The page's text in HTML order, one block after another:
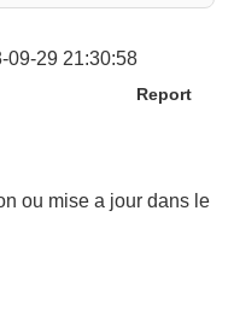
09-29 21:30:58
Report
ou mise a jour dans le